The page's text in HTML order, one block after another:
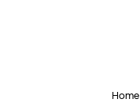
Home